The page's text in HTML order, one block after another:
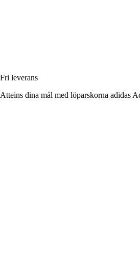
Fri leverans
Atteins dina mål med löparskorna adidas